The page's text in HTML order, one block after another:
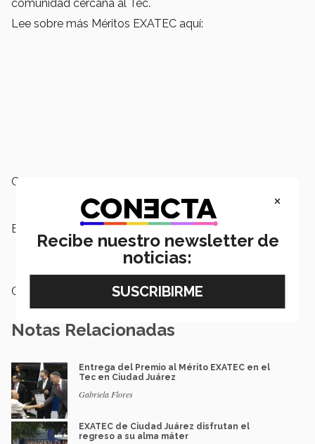
comunidad cercana al Tec.
Lee sobre más Méritos EXATEC aquí:
Campus:
Etiquetas: Campus Ciudad Juárez,
Emprendimiento, Premio Mérito
Categoría:
Notas Relacionadas
Entrega del Premio al Mérito EXATEC en el
Tec en Ciudad Juárez
Gabriela Flores
EXATEC de Ciudad Juárez disfrutan el
regreso a su alma máter
×
Recibe nuestro newsletter de
noticias: